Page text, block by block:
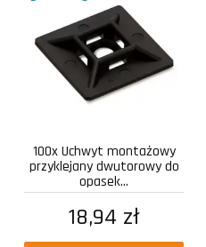
100x Uchwyt montażowy
przyklejany dwutorowy do
opasek...
18,94 zł